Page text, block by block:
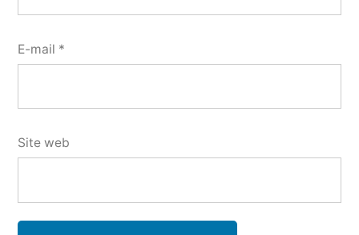
E-mail *
Site web